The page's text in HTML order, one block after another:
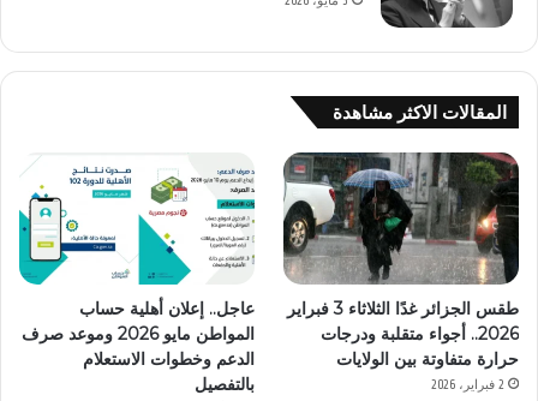
المقالات الاكثر مشاهدة
طقس الجزائر غدًا الثلاثاء 3 فبراير
2026.. أجواء متقلبة ودرجات
حرارة متفاوتة بين الولايات
2 فبراير، 2026
عاجل.. إعلان أهلية حساب
المواطن مايو 2026 وموعد صرف
الدعم وخطوات الاستعلام
بالتفصيل